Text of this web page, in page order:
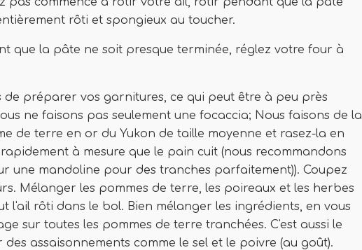
rôti et spongieux au toucher.
que la pâte ne soit presque terminée, réglez votre four à
de préparer vos garnitures, ce qui peut être à peu près
ne faisons pas seulement une focaccia; Nous faisons de la
de terre en or du Yukon de taille moyenne et rasez-la en
à mesure que le pain cuit (nous recommandons
une mandoline pour des tranches parfaitement)). Coupez
Mélanger les pommes de terre, les poireaux et les herbes
l'ail rôti dans le bol. Bien mélanger les ingrédients, en vous
sur toutes les pommes de terre tranchées. C'est aussi le
assaisonnements comme le sel et le poivre (au goût).